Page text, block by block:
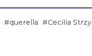
solo hay que saber
Raul Bittel:
querella Cecilia